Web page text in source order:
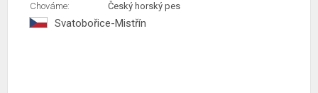
Chováme:
Český horský pes
Svatobořice-Mistřín